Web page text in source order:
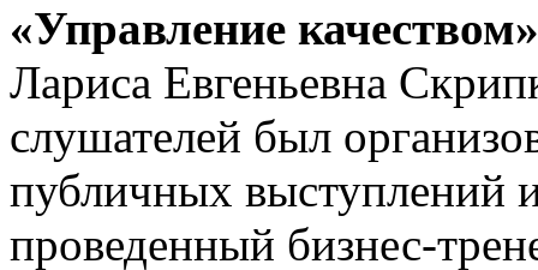
«Управление качеством»
Лариса Евгеньевна
слушателей был
публичных выступлений
проведенный бизнес-